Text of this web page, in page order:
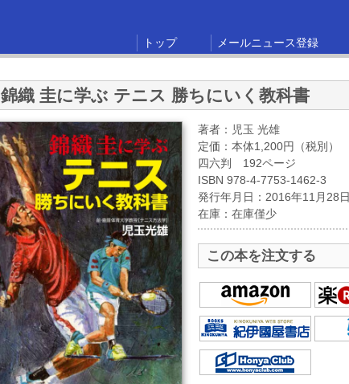
トップ メールニュース登録
錦織 圭に学ぶ テニス 勝ちにいく教科書
著者：児玉 光雄
定価：本体1,200円（税別）
四六判 192ページ
ISBN 978-4-7753-1462-3
発行年月日：2016年11月28日
在庫：在庫僅少
この本を注文する